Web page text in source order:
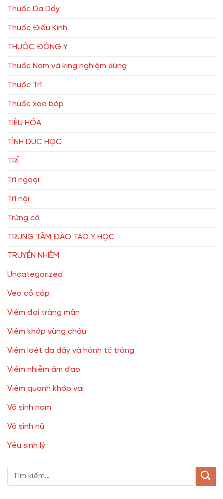
Thuốc Dạ Dầy
Thuốc Điều Kinh
THUỐC ĐÔNG Y
Thuốc Nam và king nghiệm dùng
Thuốc Trĩ
Thuốc xoa bóp
TIÊU HÓA
TÌNH DỤC HỌC
TRĨ
Trĩ ngoại
Trĩ nội
Trứng cá
TRUNG TÂM ĐÀO TẠO Y HỌC
TRUYỀN NHIỄM
Uncategorized
Vẹo cổ cấp
Viêm đại tràng mãn
Viêm khớp vùng chậu
Viêm loét dạ dầy và hành tá tràng
Viêm nhiễm âm đạo
Viêm quanh khớp vai
Vô sinh nam
Vô sinh nữ
Yếu sinh lý